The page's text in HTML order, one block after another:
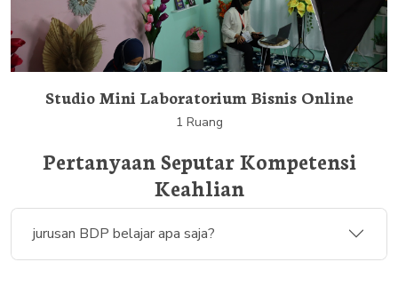
Studio Mini Laboratorium Bisnis Online
1 Ruang
Pertanyaan Seputar Kompetensi
Keahlian
jurusan BDP belajar apa saja?